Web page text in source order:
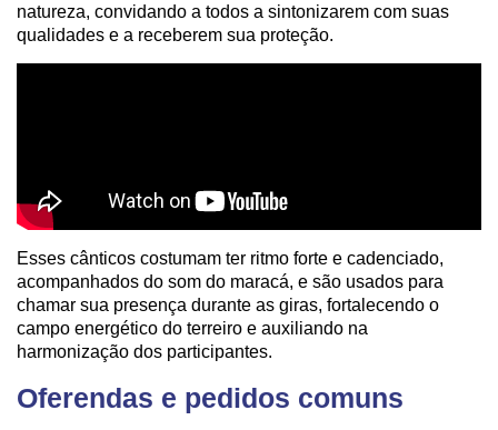
natureza, convidando a todos a sintonizarem com suas
qualidades e a receberem sua proteção.
Esses cânticos costumam ter ritmo forte e cadenciado,
acompanhados do som do maracá, e são usados para
chamar sua presença durante as giras, fortalecendo o
campo energético do terreiro e auxiliando na
harmonização dos participantes.
Oferendas e pedidos comuns